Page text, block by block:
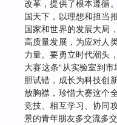
改革，提供了根本遵循
国天下，以理想和担当
国家和世界的发展大局
高质量发展，为应对人
力量。要勇立时代潮头
大赛这条“从实验室到
胆试错，成长为科技创
放胸襟，珍惜大赛这个
竞技、相互学习、协同
景的青年朋友多交流多